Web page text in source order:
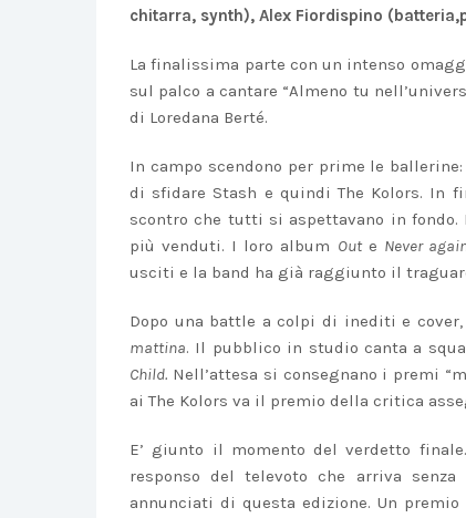
chitarra, synth), Alex Fiordispino
La finalissima parte con un intenso
sul palco a cantare “Almeno tu
di Loredana Berté.
In campo scendono per prime le
di sfidare Stash e quindi The Kolors. In
scontro che tutti si aspettavano in
più venduti. I loro album Oute Never
usciti e la band ha già raggiunto il
Dopo una battle a colpi di inediti e
mattina. Il pubblico in studio canta a
Child. Nell’attesa si consegnano i premi
ai The Kolors va il premio della critica
E’ giunto il momento del verdetto
responso del televoto che arriva
annunciati di questa edizione. Un